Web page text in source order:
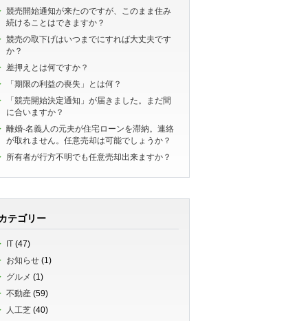
競売開始通知が来たのですが、このまま住み
続けることはできますか？
競売の取下げはいつまでにすれば大丈夫です
か？
差押えとは何ですか？
「期限の利益の喪失」とは何？
「競売開始決定通知」が届きました。まだ間
に合いますか？
離婚-名義人の元夫が住宅ローンを滞納。連絡
が取れません。任意売却は可能でしょうか？
所有者が行方不明でも任意売却出来ますか？
テゴリー
IT (47)
お知らせ (1)
グルメ (1)
不動産 (59)
人工芝 (40)